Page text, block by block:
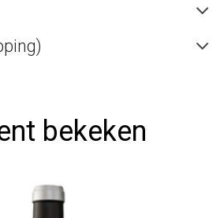
bekeken